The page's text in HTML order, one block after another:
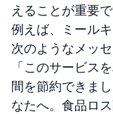
えることが重要で
例えば、ミール
次のようなメッ
「このサービス
間を節約できま
なたへ。食品ロ